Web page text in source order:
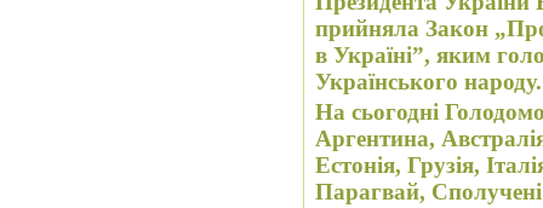
прийняла Закон
в Україні”, яким
Українського народу.
На сьогодні
Аргентина,
Естонія, Грузія,
Парагвай,